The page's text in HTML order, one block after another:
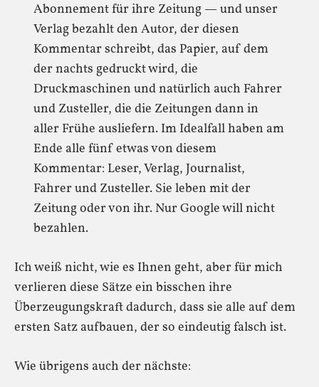
Abonnement für ihre Zeitung — und unser
Verlag bezahlt den Autor, der diesen
Kommentar schreibt, das Papier, auf dem
der nachts gedruckt wird, die
Druckmaschinen und natürlich auch Fahrer
und Zusteller, die die Zeitungen dann in
aller Frühe ausliefern. Im Idealfall haben am
Ende alle fünf etwas von diesem
Kommentar: Leser, Verlag, Journalist,
Fahrer und Zusteller. Sie leben mit der
Zeitung oder von ihr. Nur Google will nicht
bezahlen.
Ich weiß nicht, wie es Ihnen geht, aber für mich
verlieren diese Sätze ein bisschen ihre
Überzeugungskraft dadurch, dass sie alle auf dem
ersten Satz aufbauen, der so eindeutig falsch ist.
Wie übrigens auch der nächste: